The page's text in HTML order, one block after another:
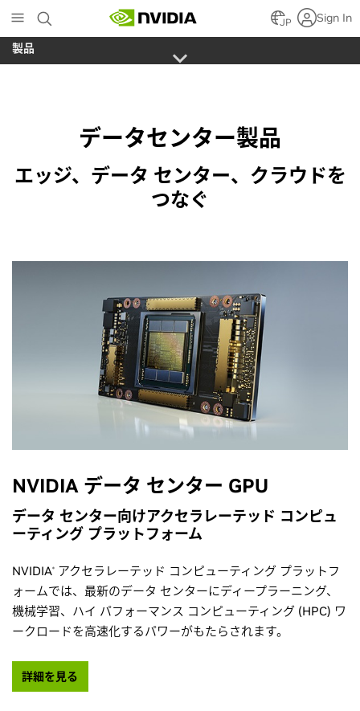
to
main
content
JP Sign In
製品
データセンター製品
エッジ、データ センター、クラウドを
つなぐ
NVIDIA データ センター GPU
データ センター向けアクセラレーテッド コンピュ
ーティング プラットフォーム
NVIDIA®
アクセラレーテッド コンピューティング プラットフ
ォームでは、最新のデータ センターにディープラーニング、
機械学習、ハイ パフォーマンス コンピューティング (HPC) ワ
ークロードを高速化するパワーがもたらされます。
詳細を見る